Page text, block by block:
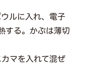
ルに入れ、電子
する。かぶは薄切
マを入れて混ぜ